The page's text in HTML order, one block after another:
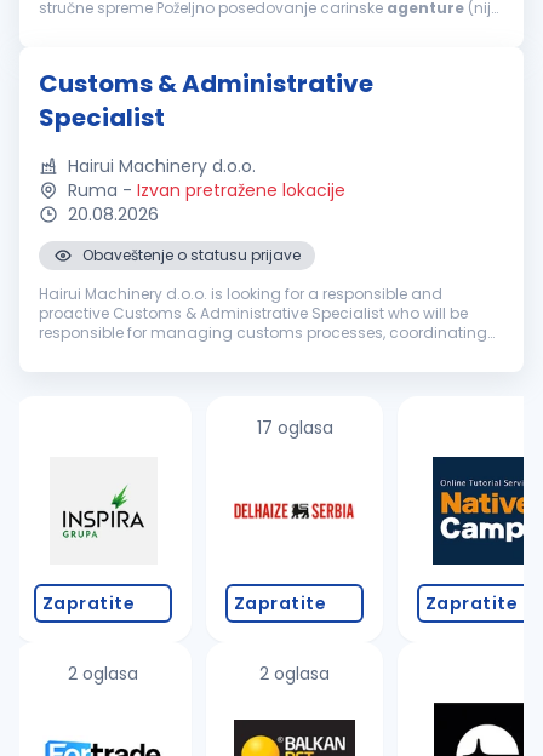
stručne spreme Poželjno posedovanje carinske agenture (nije
Customs & Administrative
Specialist
Hairui Machinery d.o.o.
Ruma - Izvan pretražene lokacije
20.08.2026
Obaveštenje o statusu prijave
Hairui Machinery d.o.o. is looking for a responsible and
proactive Customs & Administrative Specialist who will be
responsible for managing customs processes, coordinating
and providing ad...
Zapratite
2 oglasa
17 oglasa
Zapratite
2 oglasa
Zapratite